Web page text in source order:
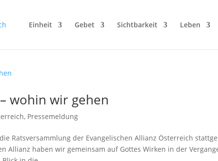
Einheit Gebet Sichtbarkeit Leben
wohin wir gehen
, Pressemeldung
Ratsversammlung der Evangelischen Allianz Österreich
Allianz haben wir gemeinsam auf Gottes Wirken in der